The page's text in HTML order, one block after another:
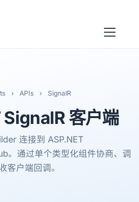
› APIs › SignalR
SignalR客户端
连接到 ASP.NET
。通过单个类型化组件协商、调
客户端回调。